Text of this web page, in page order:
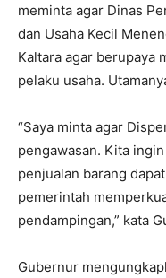
meminta agar Dinas
dan Usaha Kecil
Kaltara agar berupaya
pelaku usaha.
“Saya minta agar
pengawasan. Kita
penjualan barang
pemerintah
pendampingan,” kata
Gubernur